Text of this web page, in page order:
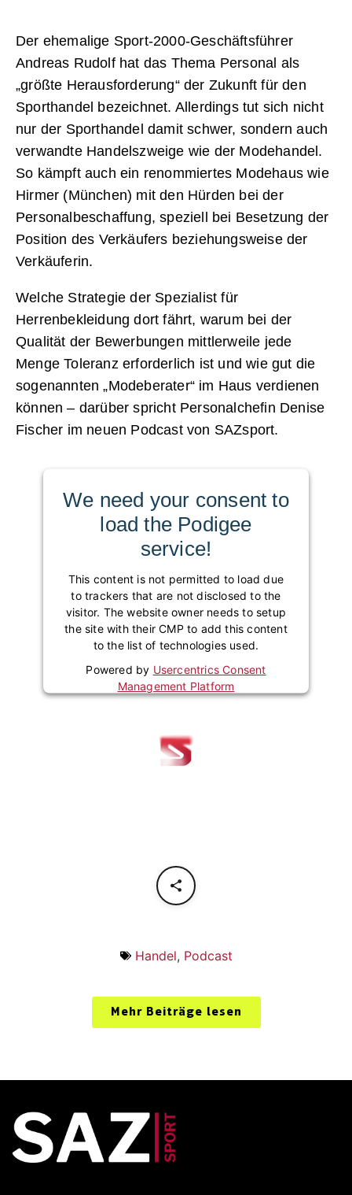
Der ehemalige Sport-2000-Geschäftsführer
Andreas Rudolf hat das Thema Personal als
„größte Herausforderung“ der Zukunft für den
Sporthandel bezeichnet. Allerdings tut sich nicht
nur der Sporthandel damit schwer, sondern auch
verwandte Handelszweige wie der Modehandel.
So kämpft auch ein renommiertes Modehaus wie
Hirmer (München) mit den Hürden bei der
Personalbeschaffung, speziell bei Besetzung der
Position des Verkäufers beziehungsweise der
Verkäuferin.
Welche Strategie der Spezialist für
Herrenbekleidung dort fährt, warum bei der
Qualität der Bewerbungen mittlerweile jede
Menge Toleranz erforderlich ist und wie gut die
sogenannten „Modeberater“ im Haus verdienen
können – darüber spricht Personalchefin Denise
Fischer im neuen Podcast von SAZsport.
We need your consent to
load the Podigee
service!
This content is not permitted to load due
to trackers that are not disclosed to the
visitor. The website owner needs to setup
the site with their CMP to add this content
to the list of technologies used.
Powered by Usercentrics Consent
Management Platform
Handel, Podcast
Mehr Beiträge lesen